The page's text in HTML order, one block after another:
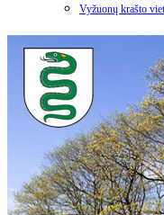
Vyžuonų krašto